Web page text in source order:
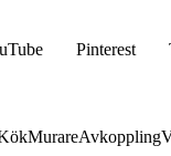
Pinterest
MurareAvkoppling